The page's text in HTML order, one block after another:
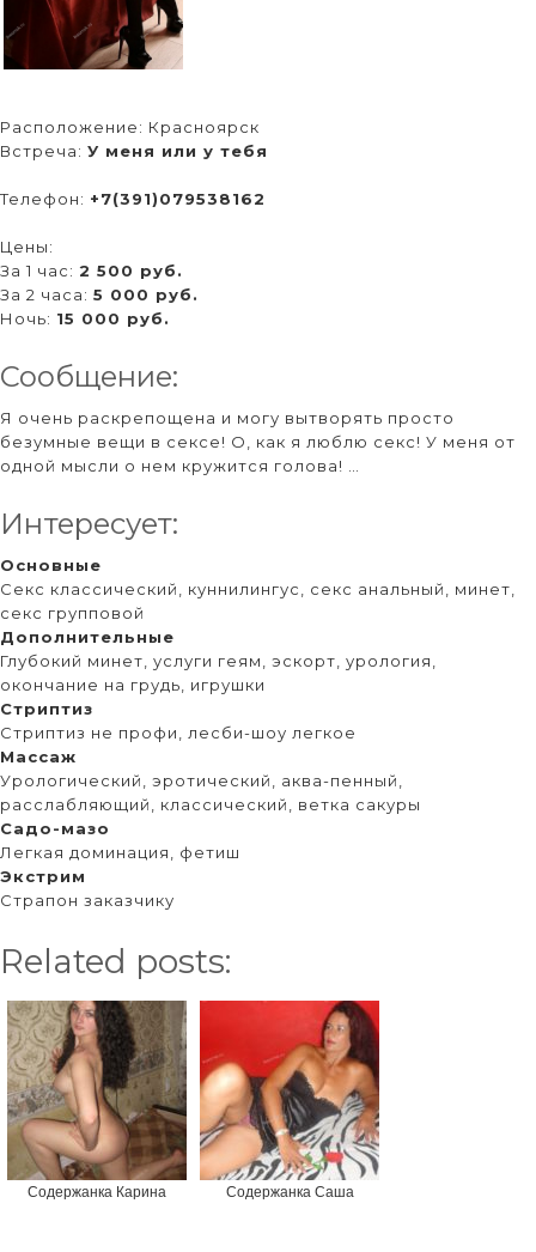
Расположение: Красноярск
Встреча: У меня или у тебя
Телефон: +7(391)079538162
Цены:
За 1 час: 2 500 руб.
За 2 часа: 5 000 руб.
Ночь: 15 000 руб.
Сообщение:
Я очень раскрепощена и могу вытворять просто
безумные вещи в сексе! О, как я люблю секс! У меня от
одной мысли о нем кружится голова! …
Интересует:
Основные
Секс классический, куннилингус, секс анальный, минет,
секс групповой
Дополнительные
Глубокий минет, услуги геям, эскорт, урология,
окончание на грудь, игрушки
Стриптиз
Стриптиз не профи, лесби-шоу легкое
Массаж
Урологический, эротический, аква-пенный,
расслабляющий, классический, ветка сакуры
Садо-мазо
Легкая доминация, фетиш
Экстрим
Страпон заказчику
Related posts:
Содержанка Карина Содержанка Саша